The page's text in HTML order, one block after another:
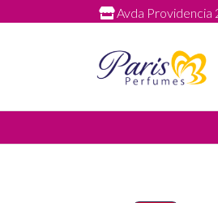
Avda Providencia